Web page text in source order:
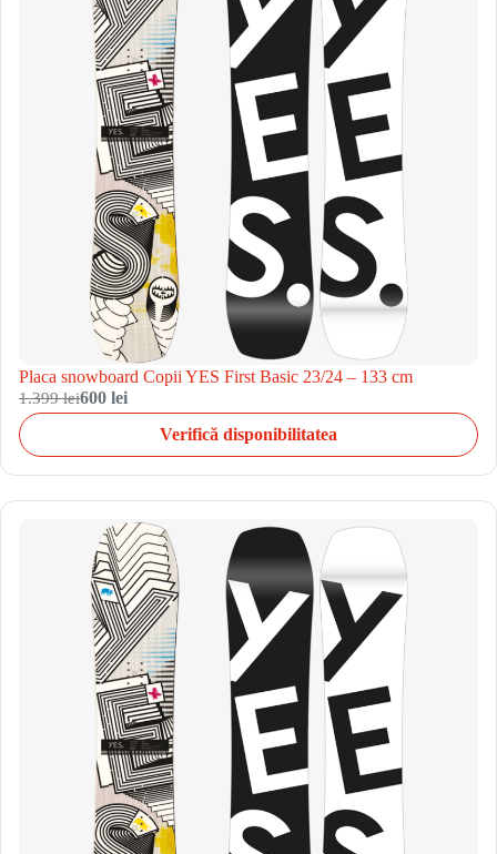
Placa snowboard Copii YES First Basic 23/24 – 133 cm
1.399 lei600 lei
Verifică disponibilitatea